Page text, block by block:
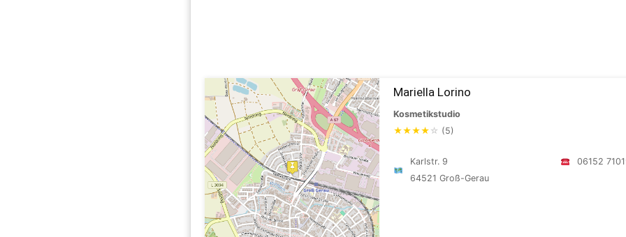
Mariella Lorino
Kosmetikstudio
★★★★ ☆ (5)
Karlstr. 9
64521 Groß-Gerau
06152